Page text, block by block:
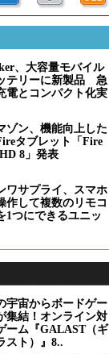
、大容量モバイル
テリーに新製品 急
電とコンパクト化実
ゾン、機能向上した
タブレット「Fire
8」発表
ワサプライ、スマホ
作して複数のリモコ
1つにできるユニッ
宇宙からボードゲー
集結！オンライン対
ーム『GALAST（ギ
スト）』8..